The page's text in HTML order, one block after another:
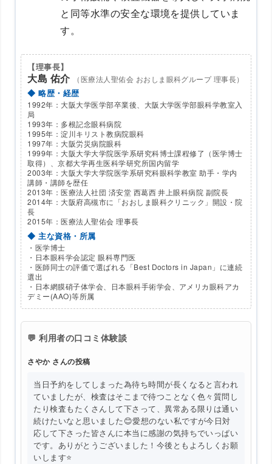
と同等水準の安全な環境を提供していま
す。
【理事長】
大島 佑介 （医療法人聖佑会 おおしま眼科グループ 理事長）
◆ 略歴・経歴
1992年：大阪大学医学部卒業後、大阪大学医学部眼科学教室入
局
1993年：多根記念眼科病院
1995年：淀川キリスト教病院眼科
1997年：大阪労災病院眼科
1999年：大阪大学大学院医学系研究科博士課程修了（医学博士
取得）、京都大学再生医科学研究所国内留学
2003年：大阪大学大学院医学系研究科眼科学教室 助手・学内
講師・講師を歴任
2013年：医療法人社団 済安堂 西葛西 井上眼科病院 副院長
2014年：大阪府高槻市に「おおしま眼科クリニック」開設・院
長
2015年：医療法人聖佑会 理事長
◆ 主な資格・所属
・医学博士
・日本眼科学会認定 眼科専門医
・医師同士の評価で選ばれる「Best Doctors in Japan」に連続
選出
・日本網膜硝子体学会、日本眼科手術学会、アメリカ眼科アカ
デミー(AAO)等所属
💬 利用者の口コミ体験談
さやか さんの投稿
当日予約をしてしまった為待ち時間が長くなると言われ
ていましたが、検査はそこまで待つことなく色々質問し
たり検査もたくさんして下さって、異常ある限りは通い
続けたいなと思いました😊愛想のない私ですが今日対
応して下さった皆さんに本当に感謝の気持ちでいっぱい
です。ありがとうございました！今後ともよろしくお願
いします⭐️